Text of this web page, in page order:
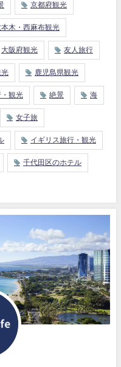
京都府観光
本木・西麻布観光
大阪府観光 友人旅行
光 鹿児島県観光
・観光 絶景 海
女子旅
イギリス旅行・観光
千代田区のホテル